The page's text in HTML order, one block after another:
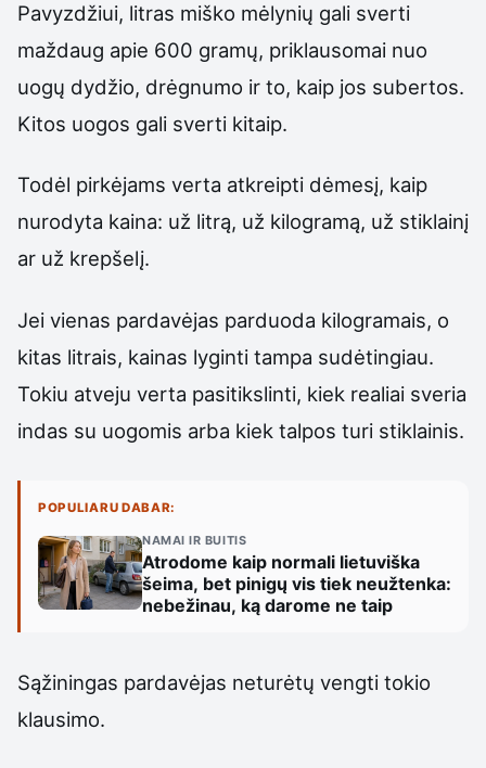
Pavyzdžiui, litras miško mėlynių gali sverti
maždaug apie 600 gramų, priklausomai nuo
uogų dydžio, drėgnumo ir to, kaip jos subertos.
Kitos uogos gali sverti kitaip.
Todėl pirkėjams verta atkreipti dėmesį, kaip
nurodyta kaina: už litrą, už kilogramą, už stiklainį
ar už krepšelį.
Jei vienas pardavėjas parduoda kilogramais, o
kitas litrais, kainas lyginti tampa sudėtingiau.
Tokiu atveju verta pasitikslinti, kiek realiai sveria
indas su uogomis arba kiek talpos turi stiklainis.
POPULIARU DABAR:
NAMAI IR BUITIS
Atrodome kaip normali lietuviška
šeima, bet pinigų vis tiek neužtenka:
nebežinau, ką darome ne taip
Sąžiningas pardavėjas neturėtų vengti tokio
klausimo.